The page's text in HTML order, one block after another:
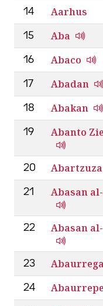
14 Aarhus
15 Aba
16 Abaco
17 Abadan
18 Abakan
19 Abanto
20 Abartzuza
21 Abasan
22 Abasan
23
24